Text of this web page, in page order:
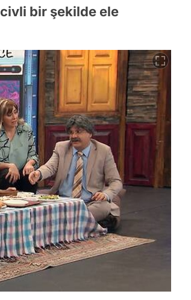
bir şekilde ele